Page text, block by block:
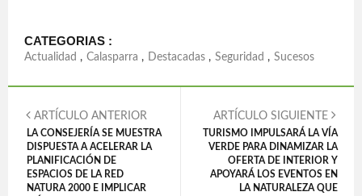
CATEGORIAS :
Actualidad , Calasparra , Destacadas , Seguridad , Sucesos
ARTÍCULO ANTERIOR
LA CONSEJERÍA SE MUESTRA
DISPUESTA A ACELERAR LA
PLANIFICACIÓN DE
ESPACIOS DE LA RED
NATURA 2000 E IMPLICAR
ARTÍCULO SIGUIENTE
TURISMO IMPULSARÁ LA VÍA
VERDE PARA DINAMIZAR LA
OFERTA DE INTERIOR Y
APOYARÁ LOS EVENTOS EN
LA NATURALEZA QUE